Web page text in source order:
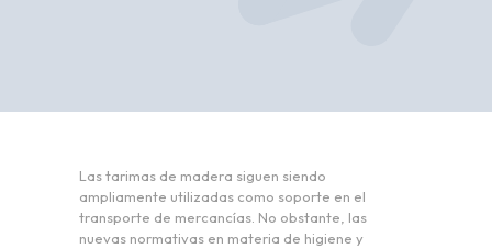
Las tarimas de madera siguen siendo
ampliamente utilizadas como soporte en el
transporte de mercancías. No obstante, las
nuevas normativas en materia de higiene y